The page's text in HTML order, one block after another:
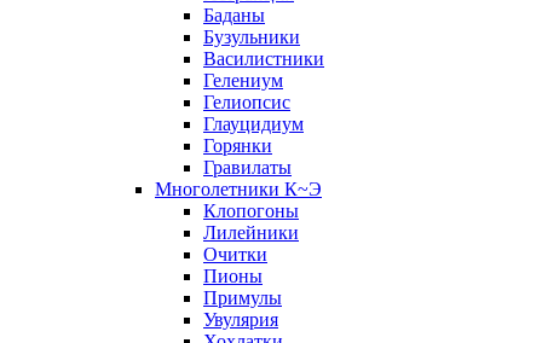
Баданы
Бузульники
Василистники
Гелениум
Гелиопсис
Глауцидиум
Горянки
Гравилаты
Многолетники К~Э
Клопогоны
Лилейники
Очитки
Пионы
Примулы
Увулярия